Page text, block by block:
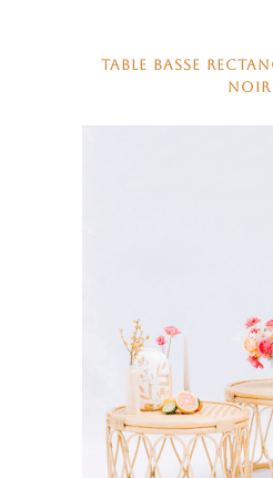
TABLE BASSE
NOIR